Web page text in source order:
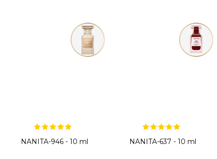
NANITA-946 - 10 ml NANITA-637 - 10 ml